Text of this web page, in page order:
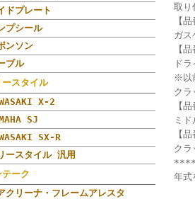
ドプレート
プシール
ンソン
ブル
ースタイル
X-2
SJ
SX-R
ースタイル 汎用
テーク
クリーナ・フレームアレスタ
取り
【
ガス
【
ド
※以
クラ
【
ミ
【
ク
年式